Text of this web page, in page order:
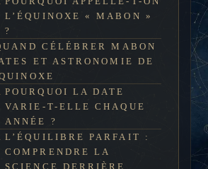
L’ÉQUINOXE « MABON »
?
CÉLÉBRER MABON
ET ASTRONOMIE DE
POURQUOI LA DATE
VARIE-T-ELLE CHAQUE
ANNÉE ?
L’ÉQUILIBRE PARFAIT :
COMPRENDRE LA
SCIENCE DERRIÈRE